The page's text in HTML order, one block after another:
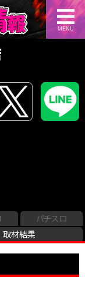
MENU
パチスロ
取材結果